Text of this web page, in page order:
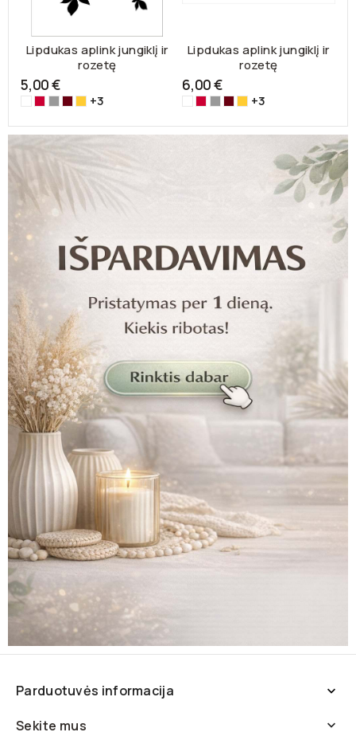
Lipdukas aplink jungiklį ir
rozetę
5,00 €
Balta-
Raudona-
Sidabrinė-3108
Tamsiai
80
Geltona-
+3
Lipdukas aplink jungiklį ir
rozetę
6,00 €
Balta-
Raudona-
Sidabrinė-3108
Tamsiai
80
Geltona-
+3
Parduotuvės informacija 
Sekite mus 